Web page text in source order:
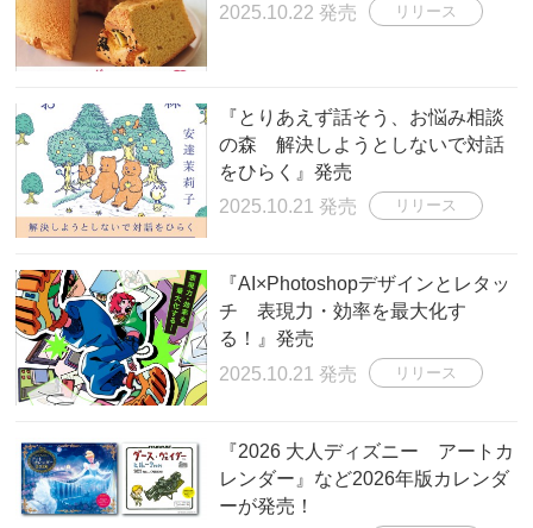
2025.10.22 発売
リリース
『とりあえず話そう、お悩み相談
の森 解決しようとしないで対話
をひらく』発売
2025.10.21 発売
リリース
『AI×Photoshopデザインとレタッ
チ 表現力・効率を最大化す
る！』発売
2025.10.21 発売
リリース
『2026 大人ディズニー アートカ
レンダー』など2026年版カレンダ
ーが発売！